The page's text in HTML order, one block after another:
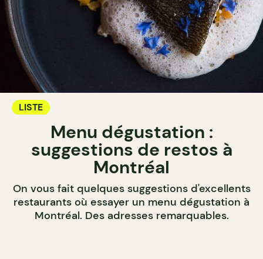
LISTE
Menu dégustation :
suggestions de restos à
Montréal
On vous fait quelques suggestions d'excellents
restaurants où essayer un menu dégustation à
Montréal. Des adresses remarquables.